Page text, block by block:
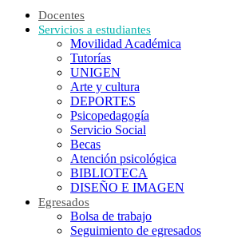
Docentes
Servicios a estudiantes
Movilidad Académica
Tutorías
UNIGEN
Arte y cultura
DEPORTES
Psicopedagogía
Servicio Social
Becas
Atención psicológica
BIBLIOTECA
DISEÑO E IMAGEN
Egresados
Bolsa de trabajo
Seguimiento de egresados